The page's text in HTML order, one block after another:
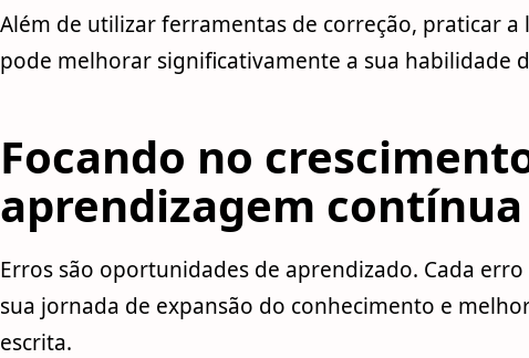
Além de utilizar ferramentas de correção, praticar
pode melhorar significativamente a sua habilidade
Focando no
aprendizagem contínua
Erros são oportunidades de aprendizado. Cada
sua jornada de expansão do conhecimento e
escrita.